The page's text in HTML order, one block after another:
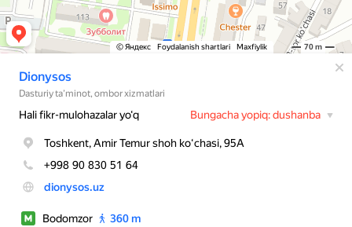
© Яндекс Foydalanish shartlari Maxfiylik 70 m
Dionysos
Dasturiy ta’minot, ombor xizmatlari
Hali fikr-mulohazalar yo‘q Bungacha yopiq: dushanba
Toshkent, Amir Temur shoh koʻchasi, 95A
+998 90 830 51 64
dionysos.uz
Bodomzor
360 m